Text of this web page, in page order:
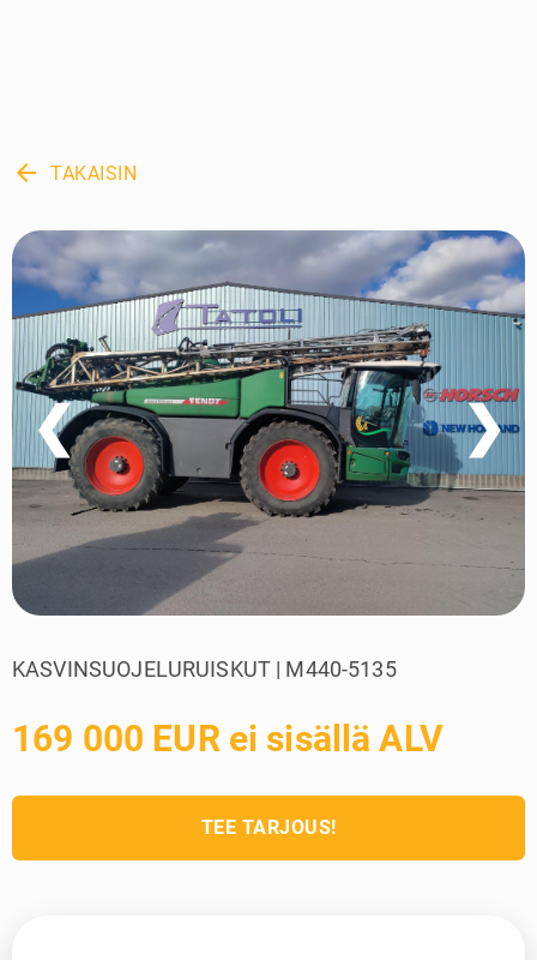
arrow_back TAKAISIN
❮ ❯
KASVINSUOJELURUISKUT | M440-5135
169 000 EUR ei sisällä ALV
TEE TARJOUS!